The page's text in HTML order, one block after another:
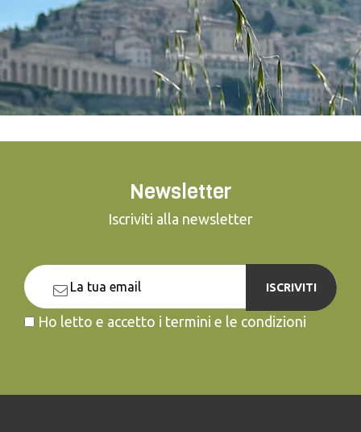
Newsletter
Iscriviti alla newsletter
ISCRIVITI
Ho letto e accetto i termini e le condizioni